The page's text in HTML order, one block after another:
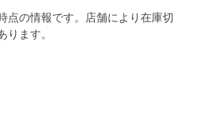
点の情報です。店舗により在庫切
ります。